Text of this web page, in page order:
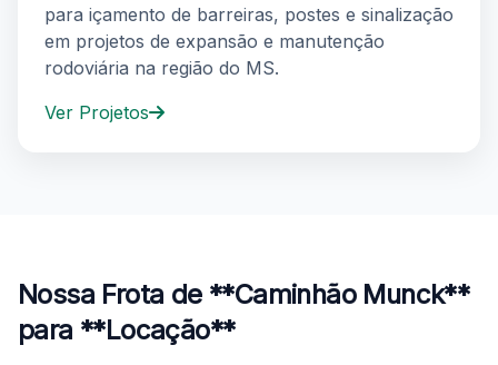
para içamento de barreiras, postes e sinalização
em projetos de expansão e manutenção
rodoviária na região do MS.
Ver Projetos
Nossa Frota de **Caminhão Munck**
para **Locação**